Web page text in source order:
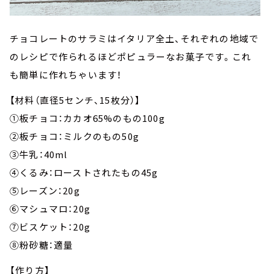
チョコレートのサラミはイタリア全土、それぞれの地域で
のレシピで作られるほどポピュラーなお菓子です。これ
も簡単に作れちゃいます！
【材料（直径5センチ、15枚分）】
①板チョコ：カカオ65%のもの100g
②板チョコ：ミルクのもの50g
③牛乳：40ml
④くるみ：ローストされたもの45g
⑤レーズン：20g
⑥マシュマロ：20g
⑦ビスケット：20g
⑧粉砂糖：適量
【作り方】